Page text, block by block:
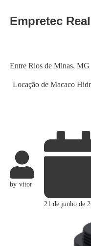
Empretec
Locação de Macaco
Category
Entre Rios de Minas, MG
by vitor
21 de junho de